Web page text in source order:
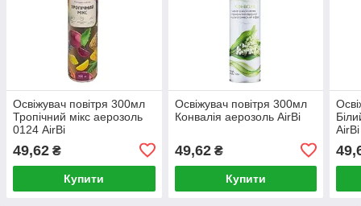
Освіжувач повітря 300мл
Тропічний мікс аерозоль
0124 AirBi
49,62 ₴
Купити
Освіжувач повітря 300мл
Конвалія аерозоль AirBi
49,62₴
Купити
AirBi